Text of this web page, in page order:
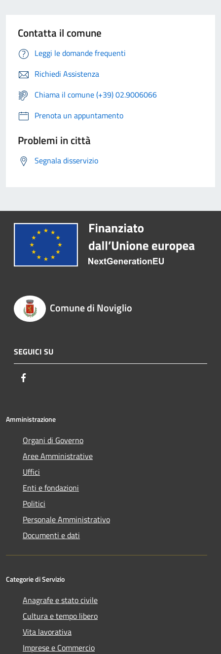
Contatta il comune
Leggi le domande frequenti
Richiedi Assistenza
Chiama il comune (+39) 02.9006066
Prenota un appuntamento
Problemi in città
Segnala disservizio
Comune di Noviglio
SEGUICI SU
Amministrazione
Organi di Governo
Aree Amministrative
Uffici
Enti e fondazioni
Politici
Personale Amministrativo
Documenti e dati
Categorie di Servizio
Anagrafe e stato civile
Cultura e tempo libero
Vita lavorativa
Imprese e Commercio